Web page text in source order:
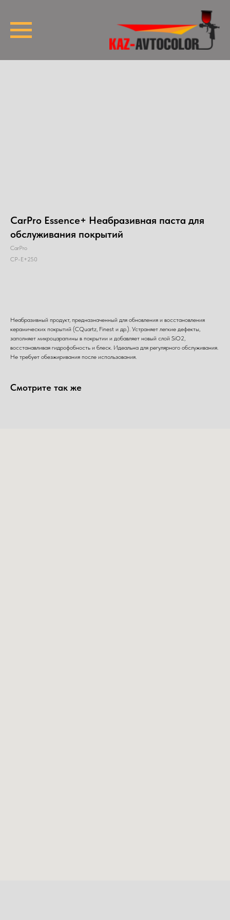
CarPro Essence+ Неабразивная паста для
обслуживания покрытий
CarPro
CP-E+250
Неабразивный продукт, предназначенный для обновления и восстановления
керамических покрытий (CQuartz, Finest и др.). Устраняет легкие дефекты,
заполняет микроцарапины в покрытии и добавляет новый слой SiO2,
восстанавливая гидрофобность и блеск. Идеальна для регулярного обслуживания.
Не требует обезжиривания после использования.
Смотрите так же